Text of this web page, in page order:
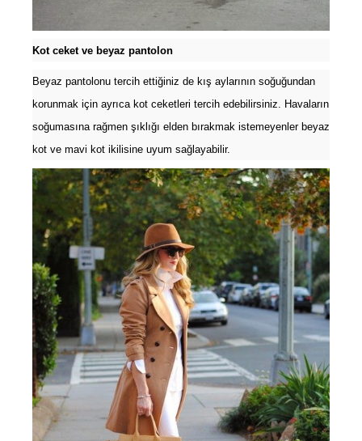
Kot ceket ve beyaz pantolon
Beyaz pantolonu tercih ettiğiniz de kış aylarının soğuğundan
korunmak için ayrıca kot ceketleri tercih edebilirsiniz. Havaların
soğumasına rağmen şıklığı elden bırakmak istemeyenler beyaz
kot ve mavi kot ikilisine uyum sağlayabilir.